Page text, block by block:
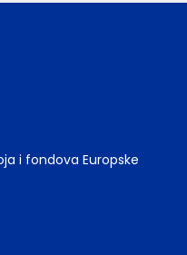
i fondova Europske